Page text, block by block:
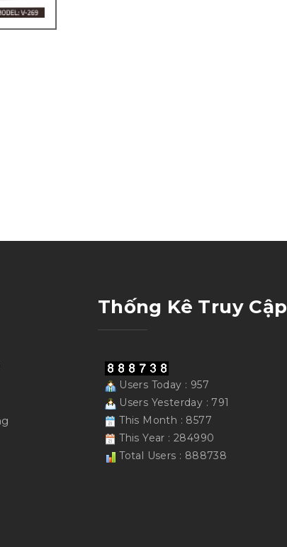
Thống Kê Truy Cập
Users Today : 957
Users Yesterday : 791
This Month : 8577
This Year : 284990
Total Users : 888738